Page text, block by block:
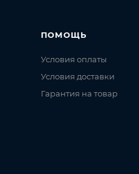
ПОМОЩЬ
Условия оплаты
Условия доставки
Гарантия на товар